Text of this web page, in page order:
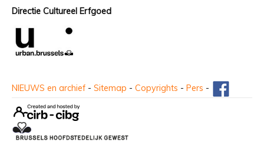
Directie Cultureel Erfgoed
NIEUWS en archief - Sitemap - Copyrights - Pers -